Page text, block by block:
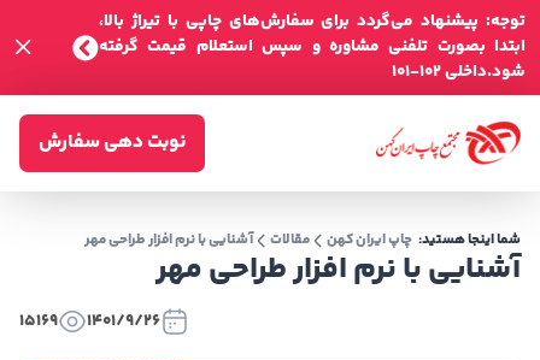
توجه: پیشنهاد می‌گردد برای سفارش‌های چاپی با تیراژ بالا،
ابتدا بصورت تلفنی مشاوره و سپس استعلام قیمت گرفته
شود.داخلی 102-101
نوبت دهی سفارش
آشنایی با نرم افزار طراحی مهر
شما اینجا هستید: چاپ ایران کهن مقالات آشنایی با نرم افزار طراحی مهر
1401/9/26
15169